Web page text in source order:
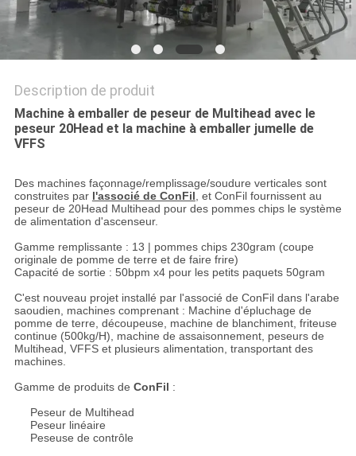
Description de produit
Machine à emballer de peseur de Multihead avec le
peseur 20Head et la machine à emballer jumelle de
VFFS
Des machines façonnage/remplissage/soudure verticales sont
construites par l'associé de ConFil, et ConFil fournissent au
peseur de 20Head Multihead pour des pommes chips le système
de alimentation d'ascenseur.
Gamme remplissante : 13 | pommes chips 230gram (coupe
originale de pomme de terre et de faire frire)
Capacité de sortie : 50bpm x4 pour les petits paquets 50gram
C'est nouveau projet installé par l'associé de ConFil dans l'arabe
saoudien, machines comprenant : Machine d'épluchage de
pomme de terre, découpeuse, machine de blanchiment, friteuse
continue (500kg/H), machine de assaisonnement, peseurs de
Multihead, VFFS et plusieurs alimentation, transportant des
machines.
Gamme de produits de ConFil :
Peseur de Multihead
Peseur linéaire
Peseuse de contrôle